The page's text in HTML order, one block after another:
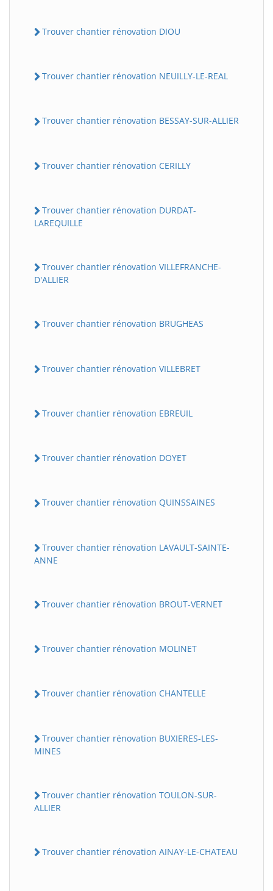
Trouver chantier rénovation DIOU
Trouver chantier rénovation NEUILLY-LE-REAL
Trouver chantier rénovation BESSAY-SUR-ALLIER
Trouver chantier rénovation CERILLY
Trouver chantier rénovation DURDAT-
LAREQUILLE
Trouver chantier rénovation VILLEFRANCHE-
D'ALLIER
Trouver chantier rénovation BRUGHEAS
Trouver chantier rénovation VILLEBRET
Trouver chantier rénovation EBREUIL
Trouver chantier rénovation DOYET
Trouver chantier rénovation QUINSSAINES
Trouver chantier rénovation LAVAULT-SAINTE-
ANNE
Trouver chantier rénovation BROUT-VERNET
Trouver chantier rénovation MOLINET
Trouver chantier rénovation CHANTELLE
Trouver chantier rénovation BUXIERES-LES-
MINES
Trouver chantier rénovation TOULON-SUR-
ALLIER
Trouver chantier rénovation AINAY-LE-CHATEAU